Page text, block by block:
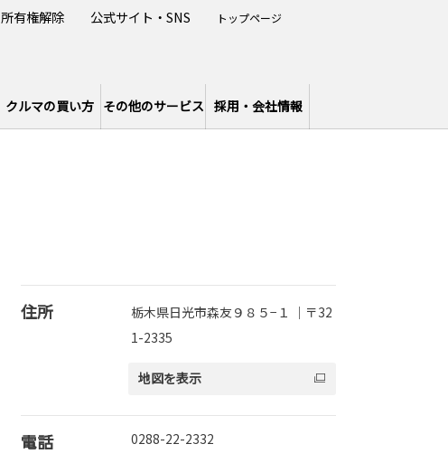
クルマの買い方 その他のサービス 採用・会社情報
所有権解除 公式サイト・SNS トップページ
住所
栃木県日光市森友９８５−１ ｜〒32
1-2335
地図を表示
電話 0288-22-2332